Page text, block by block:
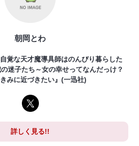
朝岡とわ
覚な天才魔導具師はのんびり暮らした
迷子たち～女の幸せってなんだっけ？
みに近づきたい』(一迅社)
詳しく見る!!